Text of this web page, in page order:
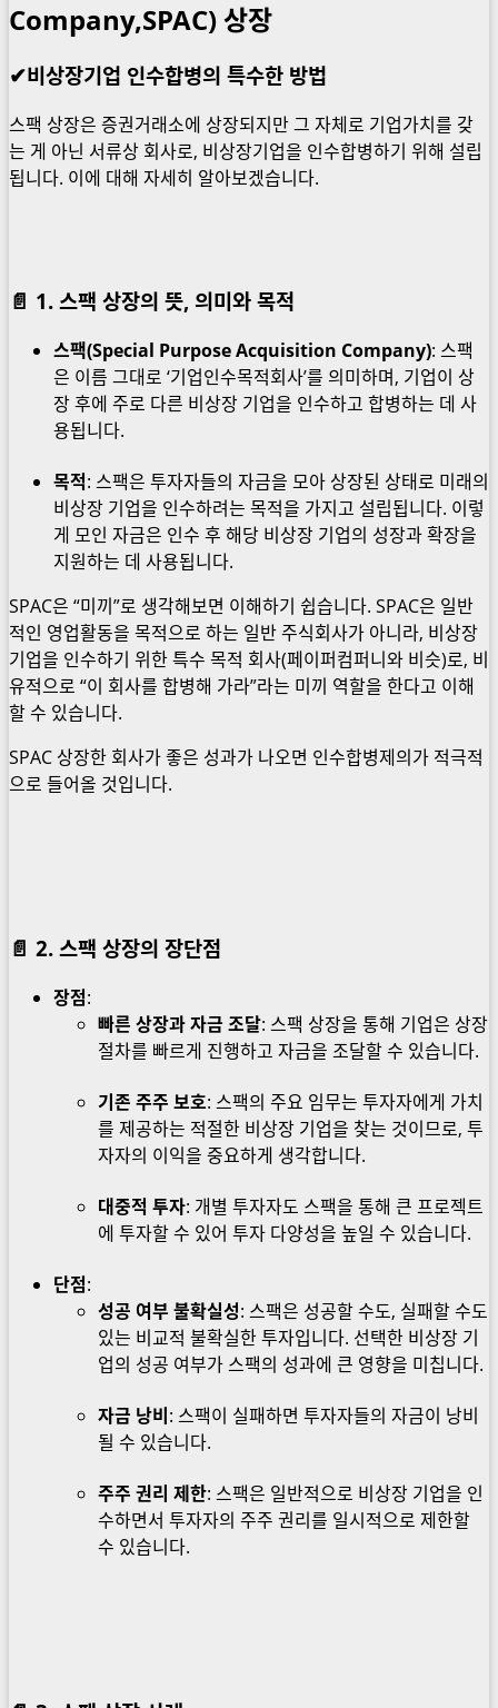
Company,SPAC) 상장
✔비상장기업 인수합병의 특수한 방법
스팩 상장은 증권거래소에 상장되지만 그 자체로 기업가치를 갖
는 게 아닌 서류상 회사로, 비상장기업을 인수합병하기 위해 설립
됩니다. 이에 대해 자세히 알아보겠습니다.
📄 1. 스팩 상장의 뜻, 의미와 목적
스팩(Special Purpose Acquisition Company): 스팩
은 이름 그대로 ‘기업인수목적회사’를 의미하며, 기업이 상
장 후에 주로 다른 비상장 기업을 인수하고 합병하는 데 사
용됩니다.
목적: 스팩은 투자자들의 자금을 모아 상장된 상태로 미래의
비상장 기업을 인수하려는 목적을 가지고 설립됩니다. 이렇
게 모인 자금은 인수 후 해당 비상장 기업의 성장과 확장을
지원하는 데 사용됩니다.
SPAC은 “미끼”로 생각해보면 이해하기 쉽습니다. SPAC은 일반
적인 영업활동을 목적으로 하는 일반 주식회사가 아니라, 비상장
기업을 인수하기 위한 특수 목적 회사(페이퍼컴퍼니와 비슷)로, 비
유적으로 “이 회사를 합병해 가라”라는 미끼 역할을 한다고 이해
할 수 있습니다.
SPAC 상장한 회사가 좋은 성과가 나오면 인수합병제의가 적극적
으로 들어올 것입니다.
📄 2. 스팩 상장의 장단점
장점:
빠른 상장과 자금 조달: 스팩 상장을 통해 기업은 상장
절차를 빠르게 진행하고 자금을 조달할 수 있습니다.
기존 주주 보호: 스팩의 주요 임무는 투자자에게 가치
를 제공하는 적절한 비상장 기업을 찾는 것이므로, 투
자자의 이익을 중요하게 생각합니다.
대중적 투자: 개별 투자자도 스팩을 통해 큰 프로젝트
에 투자할 수 있어 투자 다양성을 높일 수 있습니다.
단점:
성공 여부 불확실성: 스팩은 성공할 수도, 실패할 수도
있는 비교적 불확실한 투자입니다. 선택한 비상장 기
업의 성공 여부가 스팩의 성과에 큰 영향을 미칩니다.
자금 낭비: 스팩이 실패하면 투자자들의 자금이 낭비
될 수 있습니다.
주주 권리 제한: 스팩은 일반적으로 비상장 기업을 인
수하면서 투자자의 주주 권리를 일시적으로 제한할
수 있습니다.